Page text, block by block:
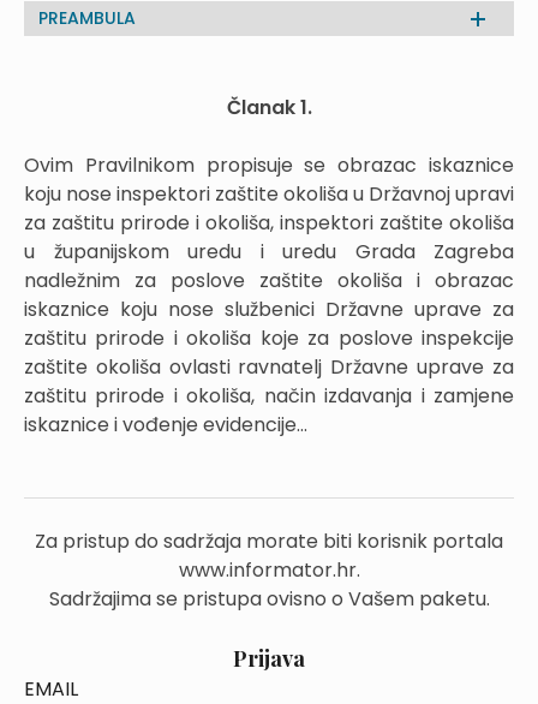
PREAMBULA
Članak 1.
Ovim Pravilnikom propisuje se obrazac iskaznice
koju nose inspektori zaštite okoliša u Državnoj upravi
za zaštitu prirode i okoliša, inspektori zaštite okoliša
u županijskom uredu i uredu Grada Zagreba
nadležnim za poslove zaštite okoliša i obrazac
iskaznice koju nose službenici Državne uprave za
zaštitu prirode i okoliša koje za poslove inspekcije
zaštite okoliša ovlasti ravnatelj Državne uprave za
zaštitu prirode i okoliša, način izdavanja i zamjene
iskaznice i vođenje evidencije...
Za pristup do sadržaja morate biti korisnik portala
www.informator.hr.
Sadržajima se pristupa ovisno o Vašem paketu.
Prijava
EMAIL